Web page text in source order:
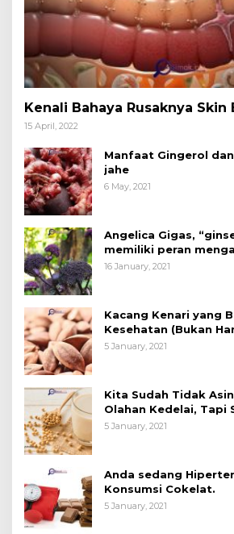
Kenali Bahaya Rusaknya Skin
15 April, 2022
Manfaat Gingerol
jahe
6 May, 2021
Angelica Gigas,
memiliki peran
16 January, 2021
Kacang Kenari yang
Kesehatan (Bukan
Kue)
5 January, 2021
Kita Sudah Tidak
Olahan Kedelai, Tapi
Manfaatnya untuk
5 January, 2021
Anda sedang
Konsumsi Cokelat.
5 January, 2021